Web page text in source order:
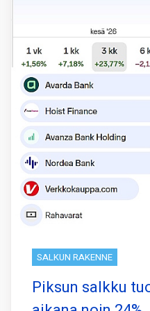
SALKUN RAKENNE
Piksun salkku